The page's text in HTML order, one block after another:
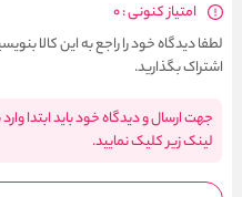
امتیاز کنونی : 0
لطفا دیدگاه خود را راجع به این کالا
اشتراک بگذارید.
جهت ارسال و دیدگاه خود باید ابتدا
لینک زیر کلیک نمایید.